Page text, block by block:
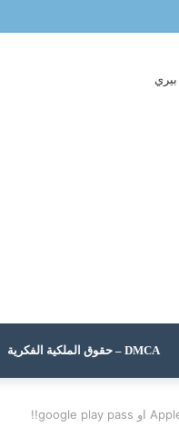
DMCA – حقوق الملكية الفكرية